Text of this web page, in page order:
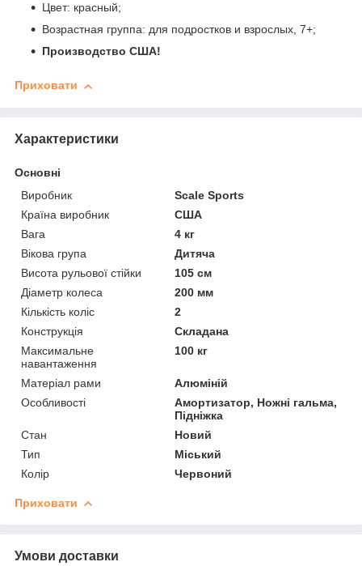
Цвет: красный;
Возрастная группа: для подростков и взрослых, 7+;
Производство США!
Приховати
Характеристики
Основні
Виробник
Scale Sports
Країна виробник
США
Вага
4 кг
Вікова група
Дитяча
Висота рульової стійки
105 см
Діаметр колеса
200 мм
Кількість коліс
2
Конструкція
Складана
Максимальне
навантаження
100 кг
Матеріал рами
Алюміній
Особливості
Амортизатор, Ножні гальма,
Підніжка
Стан
Новий
Тип
Міський
Колір
Червоний
Приховати
Умови доставки